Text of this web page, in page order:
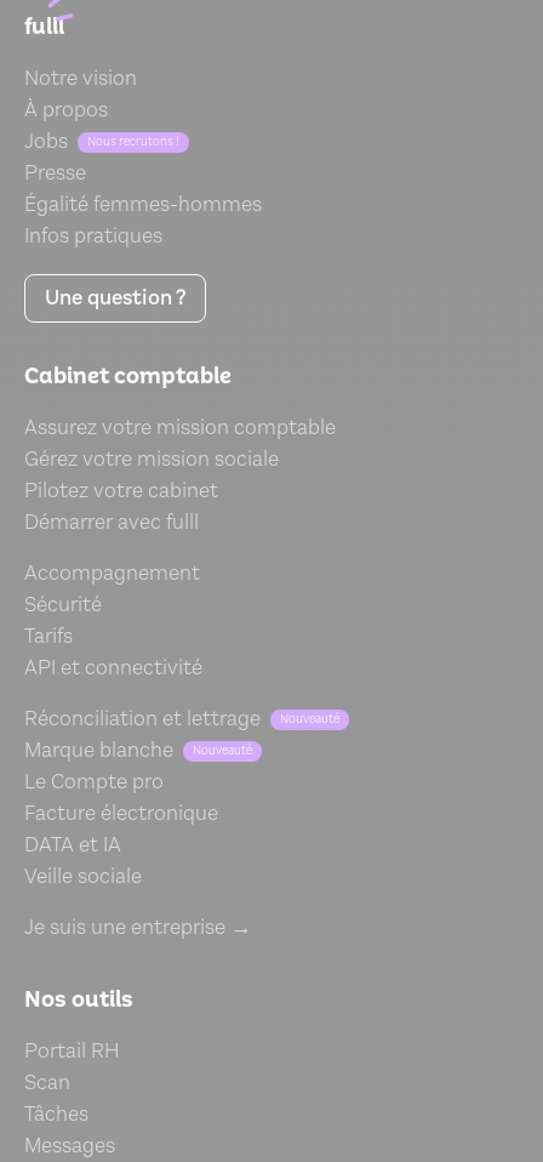
fulll
Notre vision
À propos
Jobs
Nous recrutons !
Presse
Égalité femmes-hommes
Infos pratiques
Une question ?
Cabinet comptable
Assurez votre mission comptable
Gérez votre mission sociale
Pilotez votre cabinet
Démarrer avec fulll
Accompagnement
Sécurité
Tarifs
API et connectivité
Réconciliation et lettrage
Nouveauté
Marque blanche Nouveauté
Le Compte pro
Facture électronique
DATA et IA
Veille sociale
Je suis une entreprise →
Nos outils
Portail RH
Scan
Tâches
Messages